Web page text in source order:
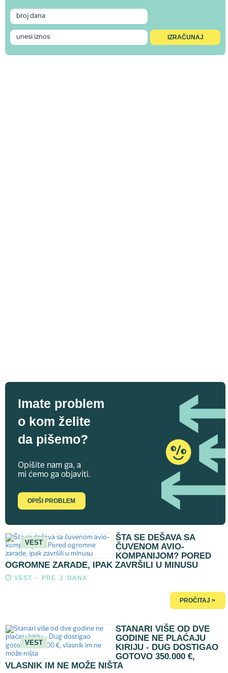
Imate problem
o kom želite
da pišemo?
Opišite nam ga, a
mi ćemo ga objaviti.
OPIŠI PROBLEM
VEST
ŠTA SE DEŠAVA SA
ČUVENOM AVIO-
KOMPANIJOM? PORED
OGROMNE ZARADE, IPAK ZAVRŠILI U MINUSU
VEST - PRE 2 DANA
PROČITAJ >
VEST
STANARI VIŠE OD DVE
GODINE NE PLAĆAJU
KIRIJU - DUG DOSTIGAO
GOTOVO 350.000 €,
VLASNIK IM NE MOŽE NIŠTA